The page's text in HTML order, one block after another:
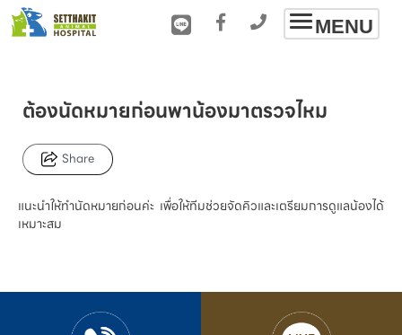
Toggle
MENU
ต้องนัดหมายก่อนพาน้องมาตรวจไหม
Share
แนะนำให้ทำนัดหมายก่อนค่ะ เพื่อให้ทีมช่วยจัดคิวและเตรียมการดูแลน้องได้
เหมาะสม